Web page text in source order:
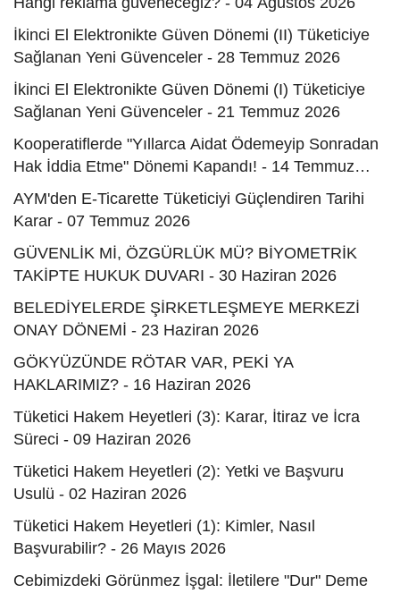
İkinci El Elektronikte Güven Dönemi (II) Tüketiciye
Sağlanan Yeni Güvenceler - 28 Temmuz 2026
İkinci El Elektronikte Güven Dönemi (I) Tüketiciye
Sağlanan Yeni Güvenceler - 21 Temmuz 2026
Kooperatiflerde "Yıllarca Aidat Ödemeyip Sonradan
Hak İddia Etme" Dönemi Kapandı! - 14 Temmuz
2026
AYM'den E-Ticarette Tüketiciyi Güçlendiren Tarihi
Karar - 07 Temmuz 2026
GÜVENLİK Mİ, ÖZGÜRLÜK MÜ? BİYOMETRİK
TAKİPTE HUKUK DUVARI - 30 Haziran 2026
BELEDİYELERDE ŞİRKETLEŞMEYE MERKEZİ
ONAY DÖNEMİ - 23 Haziran 2026
GÖKYÜZÜNDE RÖTAR VAR, PEKİ YA
HAKLARIMIZ? - 16 Haziran 2026
Tüketici Hakem Heyetleri (3): Karar, İtiraz ve İcra
Süreci - 09 Haziran 2026
Tüketici Hakem Heyetleri (2): Yetki ve Başvuru
Usulü - 02 Haziran 2026
Tüketici Hakem Heyetleri (1): Kimler, Nasıl
Başvurabilir? - 26 Mayıs 2026
Cebimizdeki Görünmez İşgal: İletilere "Dur" Deme